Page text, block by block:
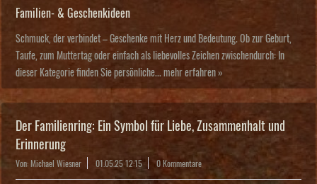
Familien- & Geschenkideen
Schmuck, der verbindet – Geschenke mit Herz und Bedeutung. Ob zur Geburt,
Taufe, zum Muttertag oder einfach als liebevolles Zeichen zwischendurch: In
dieser Kategorie finden Sie persönliche... mehr erfahren »
Der Familienring: Ein Symbol für Liebe, Zusammenhalt und
Erinnerung
Von: Michael Wiesner 01.05.25 12:15 0 Kommentare